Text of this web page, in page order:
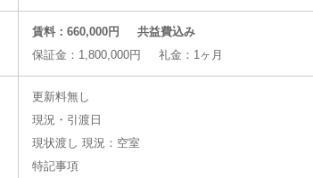
賃料：660,000円 共益費込み
保証金：1,800,000円 礼金：1ヶ月
更新料無し
現況・引渡日
現状渡し 現況：空室
特記事項